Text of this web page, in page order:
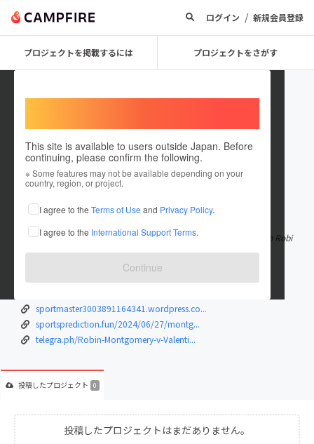
ログイン / 新規会員登録
プロジェクトを掲載するには プロジェクトをさがす
This site is available to users outside Japan. Before
continuing, please confirm the following.
※ Some features may not be available depending on your
country, region, or project.
I agree to the Terms of Use and Privacy Policy.
I agree to the International Support Terms.
Continue
AutumnMiln30703
在住国：スロベニア
出身国：スロベニア
Robin Montgomery vs Valentina Ryser (Live)"liveStream" Watch Robi
n Montgomery - Valentina もっと見る
sportmaster3003891164341.wordpress.co...
sportsprediction.fun/2024/06/27/montg...
telegra.ph/Robin-Montgomery-v-Valenti...
投稿したプロジェクト 0
投稿したプロジェクトはまだありません。